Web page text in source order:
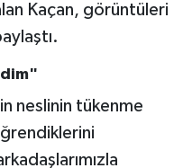
Kaçan, görüntüleri
neslinin tükenme